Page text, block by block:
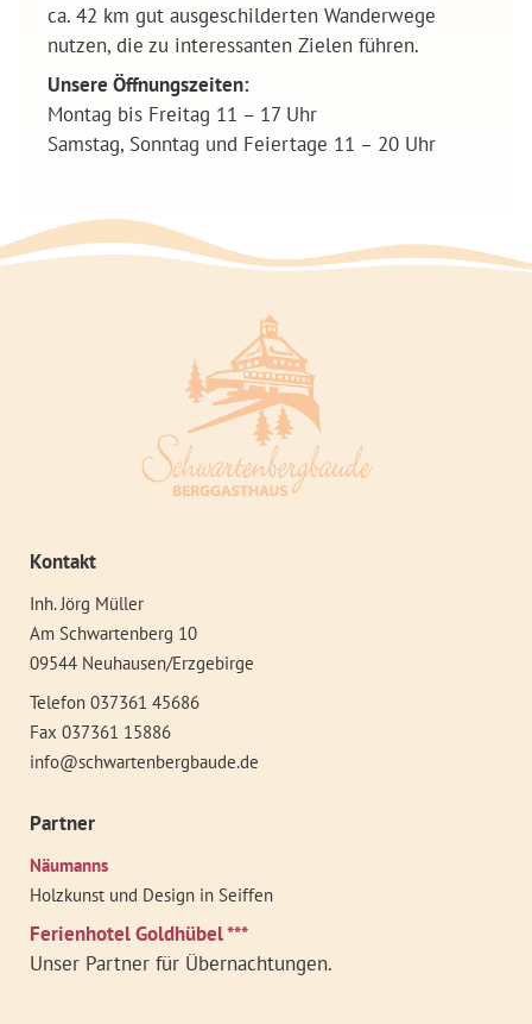
ca. 42 km gut ausgeschilderten Wanderwege
nutzen, die zu interessanten Zielen führen.
Unsere Öffnungszeiten:
Montag bis Freitag 11 – 17 Uhr
Samstag, Sonntag und Feiertage 11 – 20 Uhr
Kontakt
Inh. Jörg Müller
Am Schwartenberg 10
09544 Neuhausen/Erzgebirge
Telefon 037361 45686
Fax 037361 15886
info@schwartenbergbaude.de
Partner
Näumanns
Holzkunst und Design in Seiffen
Ferienhotel Goldhübel ***
Unser Partner für Übernachtungen.